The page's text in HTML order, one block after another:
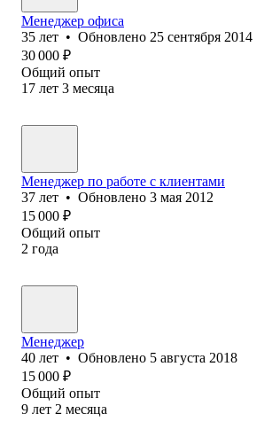
Менеджер офиса
35 лет • Обновлено 25 сентября 2014
30 000 ₽
Общий опыт
17 лет 3 месяца
Менеджер по работе с клиентами
37 лет • Обновлено 3 мая 2012
15 000 ₽
Общий опыт
2 года
Менеджер
40 лет • Обновлено 5 августа 2018
15 000 ₽
Общий опыт
9 лет 2 месяца